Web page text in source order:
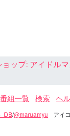
ップ: アイドル
番組一覧 検索 ヘ
/@maruamyu アイ